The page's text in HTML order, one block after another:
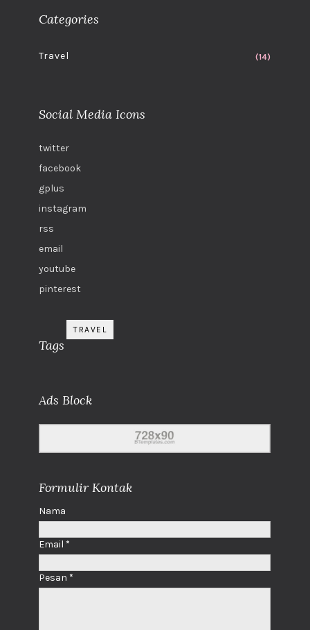
Categories
Travel (14)
Social Media Icons
twitter
facebook
gplus
instagram
rss
email
youtube
pinterest
Tags
TRAVEL
Ads Block
Formulir Kontak
Nama
Email *
Pesan *